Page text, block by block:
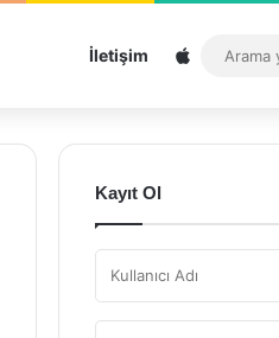
İletişim Sitemap
Kayıt Ol